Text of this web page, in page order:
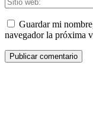
Guardar mi
navegador la próxima